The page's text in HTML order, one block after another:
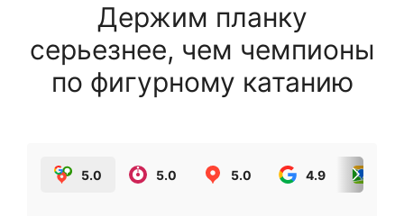
Держим планку
серьезнее, чем чемпионы
по фигурному катанию
5.0 5.0 5.0 4.9